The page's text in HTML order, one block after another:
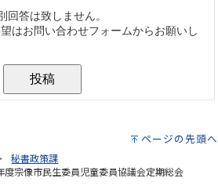
ページの先頭へ
秘書政策課
宗像市民生委員児童委員協議会定期総会